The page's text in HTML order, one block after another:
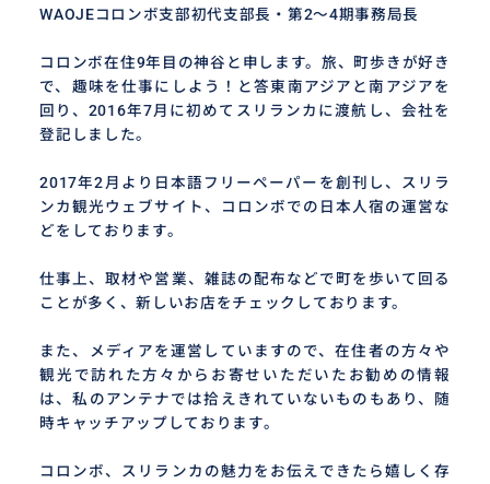
WAOJEコロンボ支部初代支部長・第2～4期事務局長
コロンボ在住9年目の神谷と申します。旅、町歩きが好き
で、趣味を仕事にしよう！と答東南アジアと南アジアを
回り、2016年7月に初めてスリランカに渡航し、会社を
登記しました。
2017年2月より日本語フリーペーパーを創刊し、スリラ
ンカ観光ウェブサイト、コロンボでの日本人宿の運営な
どをしております。
仕事上、取材や営業、雑誌の配布などで町を歩いて回る
ことが多く、新しいお店をチェックしております。
また、メディアを運営していますので、在住者の方々や
観光で訪れた方々からお寄せいただいたお勧めの情報
は、私のアンテナでは拾えきれていないものもあり、随
時キャッチアップしております。
コロンボ、スリランカの魅力をお伝えできたら嬉しく存